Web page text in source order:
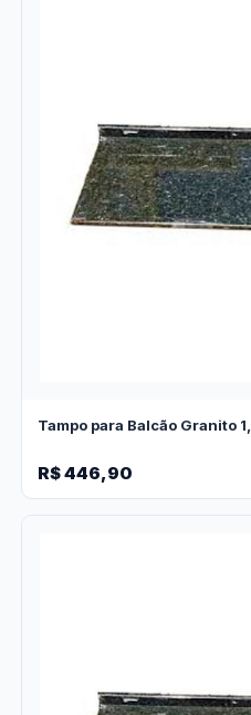
Tampo para Balcão Granito
R$ 446,90